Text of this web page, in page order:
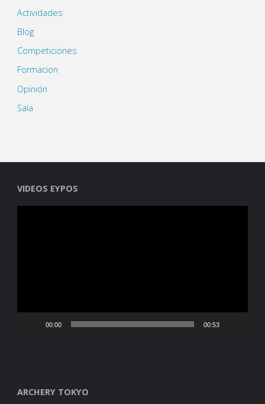
Actividades
Blog
Competiciones
Formacion
Opinión
Sala
VIDEOS EYPOS
00:00 00:53
ARCHERY TOKYO